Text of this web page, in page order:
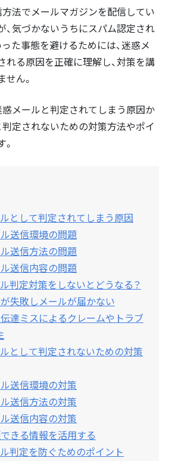
方法でメールマガジンを配信してい
、気づかないうちにスパム認定され
た事態を避けるためには、迷惑メ
れる原因を正確に理解し、対策を講
ん。
惑メールと判定されてしまう原因か
判定されないための対策方法やポイ
として判定されてしまう原因
送信環境の問題
送信方法の問題
送信内容の問題
判定対策をしないとどうなる？
失敗しメールが届かない
達ミスによるクレームやトラブ
として判定されないための対策
送信環境の対策
送信方法の対策
送信内容の対策
きる情報を活用する
判定を防ぐためのポイント